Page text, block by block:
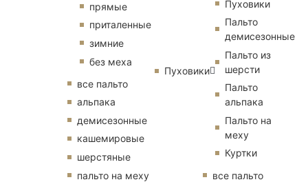
прямые
приталенные
зимние
без меха
все пальто
альпака
демисезонные
кашемировые
шерстяные
пальто на меху
Пуховики
Пуховики
Пальто
демисезонные
Пальто из
шерсти
Пальто
альпака
Пальто на
меху
Куртки
все пальто